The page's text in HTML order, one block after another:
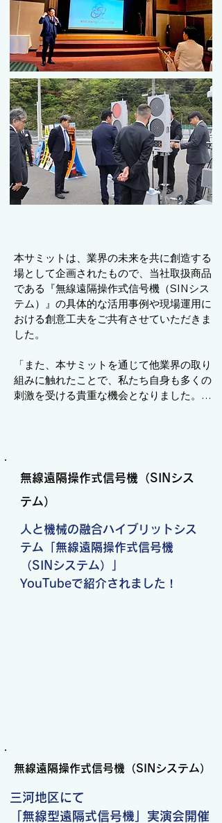
本サミットは、業界の未来を共に創造する
場として企画されたもので、当社取扱商品
である『無線遠隔操作式信号機（SINシス
テム）』の具体的な活用事例や現場運用に
おける創意工夫をご共有させていただきま
した。
「また、本サミットを通じて他業界の取り
組みに触れたことで、私たち自身も多くの
刺激を受ける貴重な機会となりました。」
そしてこの経験を、お客様へのサービス向
上という形でしっかりとお返ししていきた
無線遠隔操作式信号機（SINシス
テム）
人と機械の融合ハイブリットシス
テム「無線遠隔操作式信号機
（SINシステム）」
YouTubeで紹介されました ！
無線遠隔操作式信号機（SINシステム）
三河地区にて
「無線型遠隔式信号機」実演会 開催